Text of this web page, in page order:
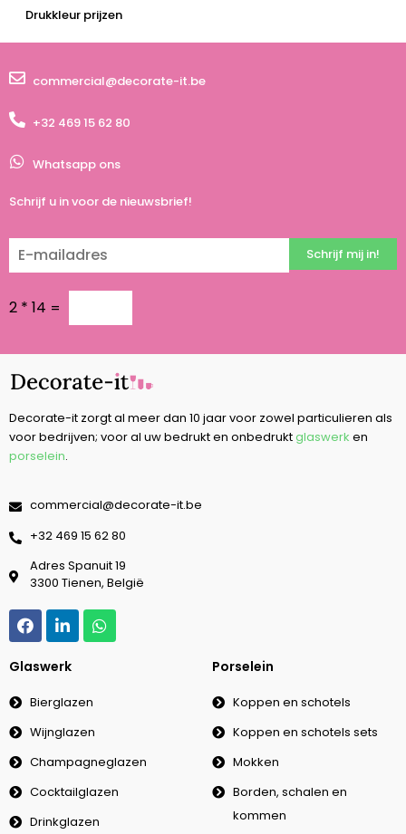
Drukkleur prijzen
commercial@decorate-it.be
+32 469 15 62 80
Whatsapp ons
Schrijf u in voor de nieuwsbrief!
2 * 14 =
Schrijf mij in!
Decorate-it zorgt al meer dan 10 jaar voor zowel particulieren als
voor bedrijven; voor al uw bedrukt en onbedruktglaswerk en
porselein.
commercial@decorate-it.be
‭+32 469 15 62 80‬
Adres Spanuit 19
3300 Tienen, België
Glaswerk
Bierglazen
Wijnglazen
Champagneglazen
Cocktailglazen
Drinkglazen
Porselein
Koppen en schotels
Koppen en schotels sets
Mokken
Borden, schalen en
kommen